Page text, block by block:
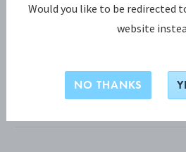
Daisy Anheng
Would you like to be redirected
website
NO THANKS